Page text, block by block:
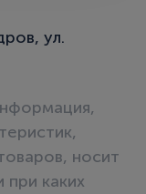
ул.
носит
каких